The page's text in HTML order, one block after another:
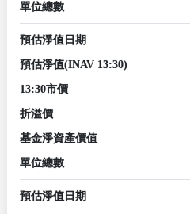
單位總數
預估淨值日期
預估淨值(INAV 13:30)
13:30市價
折溢價
基金淨資產價值
單位總數
預估淨值日期